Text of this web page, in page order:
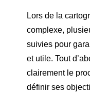
Lors de la
complexe,
suivies pour
et utile. Tout
clairement le
définir ses